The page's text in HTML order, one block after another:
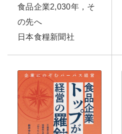
食品企業2,030年，そ
の先へ
日本食糧新聞社